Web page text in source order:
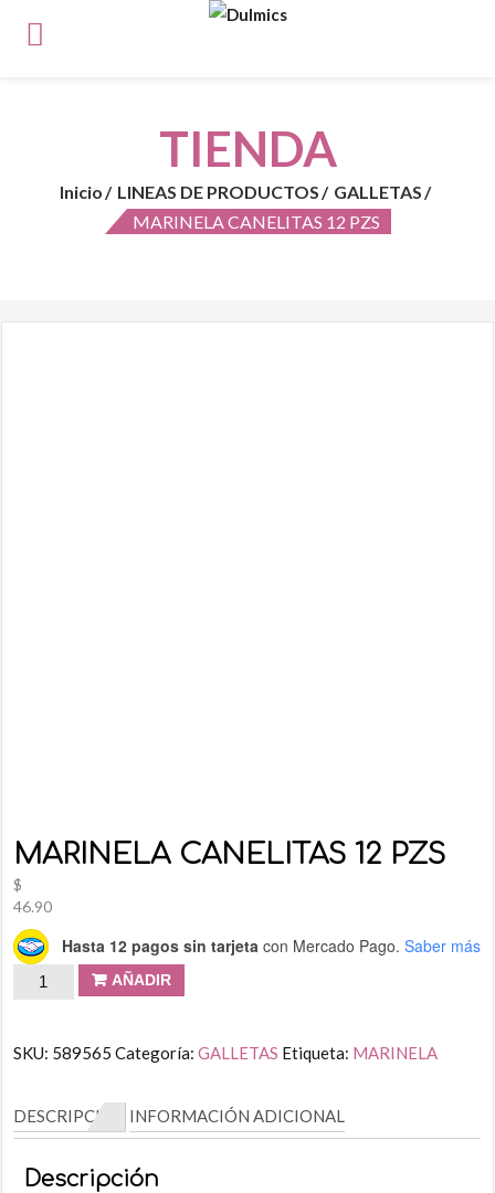
TIENDA
Inicio LINEAS DE PRODUCTOS
GALLETAS
MARINELA CANELITAS 12 PZS
MARINELA CANELITAS 12 PZS
$
46.90
Hasta 12 pagos sin tarjeta con Mercado Pago. Saber más
AÑADIR
SKU: 589565 Categoría:GALLETAS Etiqueta: MARINELA
DESCRIPCIÓN INFORMACIÓN ADICIONAL
Descripción